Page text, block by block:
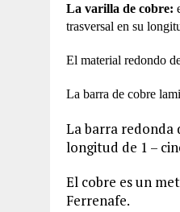
La varilla de cobre:
trasversal en su
El material redondo
La barra de cobre
La barra redonda
longitud de 1 –
El cobre es un
Ferrenafe.